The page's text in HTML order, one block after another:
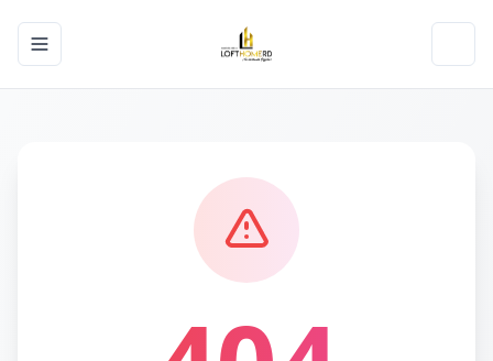
Toggle navigation menu